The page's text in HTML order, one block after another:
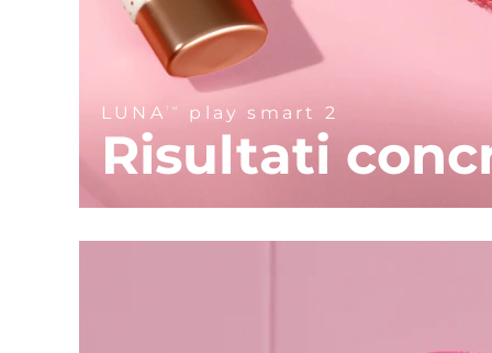
LUNA TM play smart 2
Risultati
Ceramide-powered LED booster
CHI SIAMO